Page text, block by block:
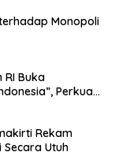
Monopoli
RI Buka
Perkuat
Rekam
Utuh